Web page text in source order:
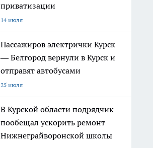
приватизации
14 июля
Пассажиров электрички Курск
— Белгород вернули в Курск и
отправят автобусами
25 июля
В Курской области подрядчик
пообещал ускорить ремонт
Нижнеграйворонской школы